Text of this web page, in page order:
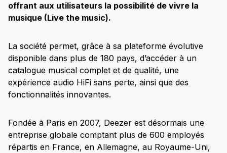
offrant aux utilisateurs la possibilité de vivre la
musique (Live the music).
La société permet, grâce à sa plateforme évolutive
disponible dans plus de 180 pays, d’accéder à un
catalogue musical complet et de qualité, une
expérience audio HiFi sans perte, ainsi que des
fonctionnalités innovantes.
Fondée à Paris en 2007, Deezer est désormais une
entreprise globale comptant plus de 600 employés
répartis en France, en Allemagne, au Royaume-Uni,